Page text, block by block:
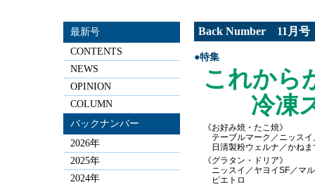
Back Number 11月号
●特集
これから
冷凍ス
《お好み焼・たこ焼》
テーブルマーク／ニッスイ
日清製粉ウェルナ／かねま
《グラタン・ドリア》
ニッスイ／ヤヨイSF／マ
ピエトロ
最新号
CONTENTS
NEWS
OPINION
COLUMN
バックナンバー
2026年
2025年
2024年